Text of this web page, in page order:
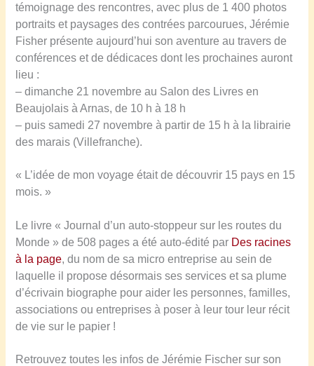
témoignage des rencontres, avec plus de 1 400 photos
portraits et paysages des contrées parcourues, Jérémie
Fisher présente aujourd’hui son aventure au travers de
conférences et de dédicaces dont les prochaines auront
lieu :
– dimanche 21 novembre au Salon des Livres en
Beaujolais à Arnas, de 10 h à 18 h
– puis samedi 27 novembre à partir de 15 h à la librairie
des marais (Villefranche).
« L’idée de mon voyage était de découvrir 15 pays en 15
mois. »
Le livre « Journal d’un auto-stoppeur sur les routes du
Monde » de 508 pages a été auto-édité par Des racines
à la page, du nom de sa micro entreprise au sein de
laquelle il propose désormais ses services et sa plume
d’écrivain biographe pour aider les personnes, familles,
associations ou entreprises à poser à leur tour leur récit
de vie sur le papier !
Retrouvez toutes les infos de Jérémie Fischer sur son